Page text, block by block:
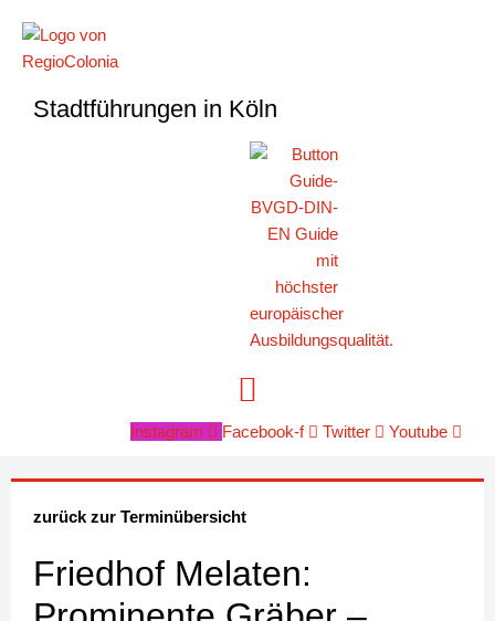
Inhalt
springen
Stadtführungen in Köln
Instagram Facebook-f Twitter Youtube
zurück zur Terminübersicht
Friedhof Melaten: